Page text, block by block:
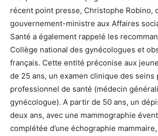
récent point presse, Christophe Robino,
gouvernement-ministre aux Affaires
Santé a également rappelé les
Collège national des gynécologues et
français. Cette entité préconise aux
de 25 ans, un examen clinique des seins
professionnel de santé (médecin
gynécologue). A partir de 50 ans, un
deux ans, avec une mammographie
complétée d’une échographie